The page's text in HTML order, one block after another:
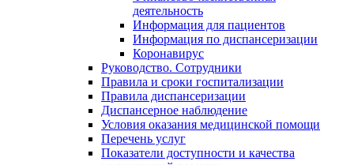
деятельность
Информация для пациентов
Информация по диспансеризации
Коронавирус
Руководство. Сотрудники
Правила и сроки госпитализации
Правила диспансеризации
Диспансерное наблюдение
Условия оказания медицинской помощи
Перечень услуг
Показатели доступности и качества